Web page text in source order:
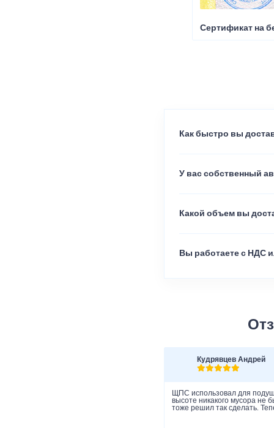
Сертификат на
Как быстро вы
У вас собственный
Какой объем вы
Вы работаете с НДС
Кудрявцев Андрей
ЩПС использовал для
высоте никакого мусора не
тоже решил так сделать.